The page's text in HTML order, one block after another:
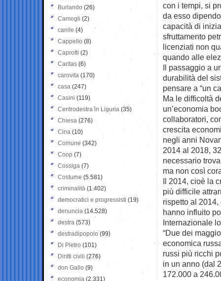
con i tempi, si
da esso
capacità di
sfruttamento
licenziati non
quando alle
Il passaggio a
durabilità del
pensare a “un
Ma le difficoltà
un’economia
collaboratori,
crescita
negli anni
2014 al 2018,
necessario
ma non così
Il 2014, cioè la
più difficile
rispetto al
hanno influito
Internazionale
“Due dei
economica
russi più ricchi
in un anno (dal
172.000 a
Burlando (26)
Camogli (2)
canile (4)
Cappello (8)
Caprotti (2)
Caritas (6)
carovita (170)
casa (247)
Casini (119)
Centrodestra in Liguria (35)
Chiesa (276)
Cina (10)
Comune (342)
Coop (7)
Cossiga (7)
Costume (5.581)
criminalità (1.402)
democratici e progressisti (19)
denuncia (14.528)
destra (573)
destradipopolo (99)
Di Pietro (101)
Diritti civili (276)
don Gallo (9)
economia (2.331)